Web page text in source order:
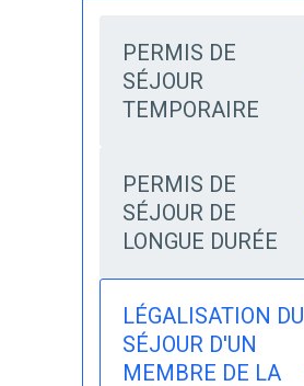
PERMIS DE
SÉJOUR
TEMPORAIRE
PERMIS DE
SÉJOUR DE
LONGUE DURÉE
LÉGALISATION DU
SÉJOUR D'UN
MEMBRE DE LA